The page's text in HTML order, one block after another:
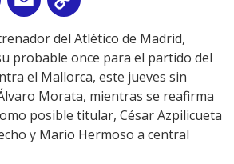
Link
del Atlético de Madrid,
probable once para el partido del
el Mallorca, este jueves sin
Morata, mientras se reafirma
posible titular, César Azpilicueta
y Mario Hermoso a central